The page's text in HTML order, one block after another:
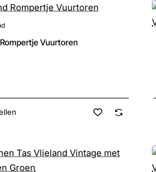
Vuurtoren